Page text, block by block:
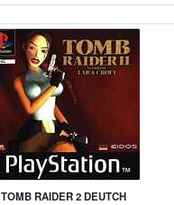
TOMB RAIDER 2 DEUTCH